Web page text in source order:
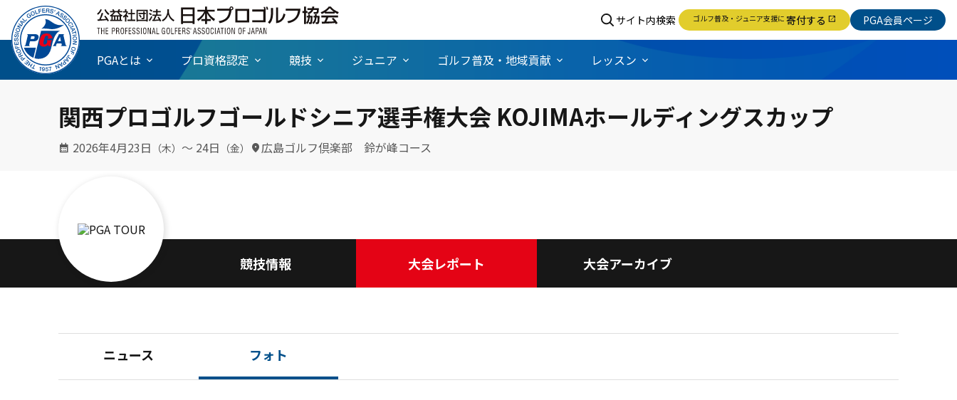
サイト内検索 ゴルフ普及・ジュニア支援に 寄付する open_in_new PGA会員ページ
PGAとは プロ資格認定 競技 ジュニア ゴルフ普及・地域貢献 レッスン
関西プロゴルフゴールドシニア選手権大会 KOJIMAホールディングスカップ
2026年4月23日 （木） 〜 24日 （金） 広島ゴルフ倶楽部 鈴が峰コース
競技情報 大会レポート 大会アーカイブ
ニュース フォト